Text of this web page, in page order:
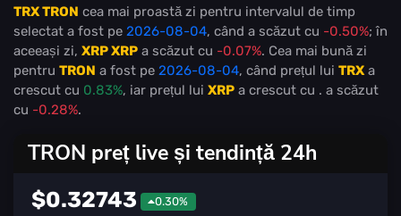
TRX TRON cea mai proastă zi pentru intervalul de timp
selectat a fost pe 2026-08-04, când a scăzut cu -0.50%; în
aceeași zi, XRP XRP a scăzut cu -0.07%. Cea mai bună zi
pentru TRON a fost pe 2026-08-04, când prețul lui TRX a
crescut cu 0.83%, iar prețul lui XRP a crescut cu . a scăzut
cu -0.28%.
TRON preț live și tendință 24h
$0.32743 0.30%